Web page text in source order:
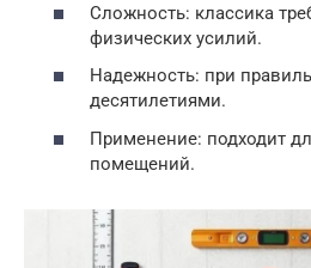
Сложность: классика
физических усилий.
Надежность: при
десятилетиями.
Применение: подходит
помещений.